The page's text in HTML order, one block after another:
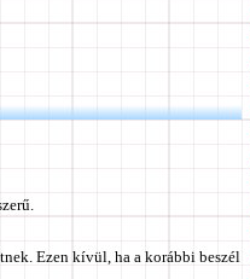
Ezen kívül, ha a korábbi beszél